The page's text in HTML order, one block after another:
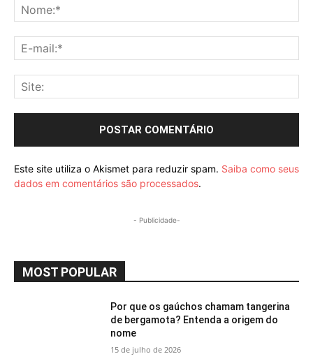
Este site utiliza o Akismet para reduzir spam. Saiba como seus
dados em comentários são processados.
- Publicidade-
MOST POPULAR
Por que os gaúchos chamam tangerina
de bergamota? Entenda a origem do
nome
15 de julho de 2026